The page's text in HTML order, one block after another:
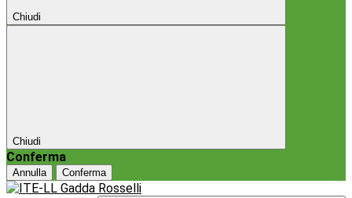
Chiudi
Chiudi
Conferma
Annulla Conferma